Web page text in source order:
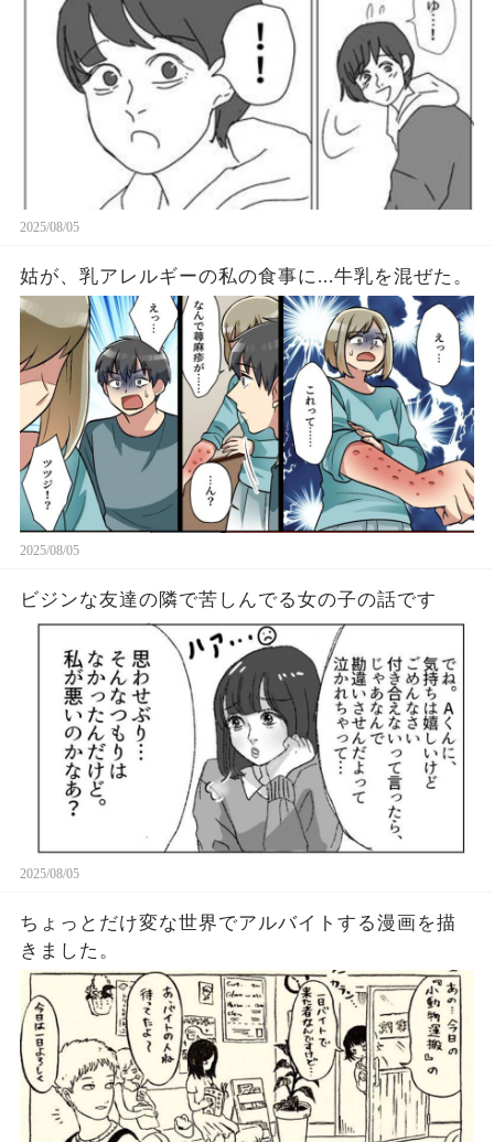
2025/08/05
姑が、乳アレルギーの私の食事に...牛乳を混ぜた。
2025/08/05
ビジンな友達の隣で苦しんでる女の子の話です
2025/08/05
ちょっとだけ変な世界でアルバイトする漫画を描
きました。